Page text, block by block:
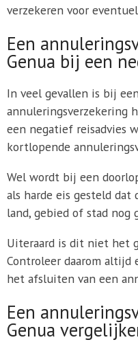
verzekeren voor
Een
Genua bij een
In veel gevallen is bij
annuleringsverzekering
een negatief reisadvies
kortlopende
Wel wordt bij een
als harde eis gesteld
land, gebied of stad nog
Uiteraard is dit niet het
Controleer daarom altijd
het afsluiten van een
Een
Genua